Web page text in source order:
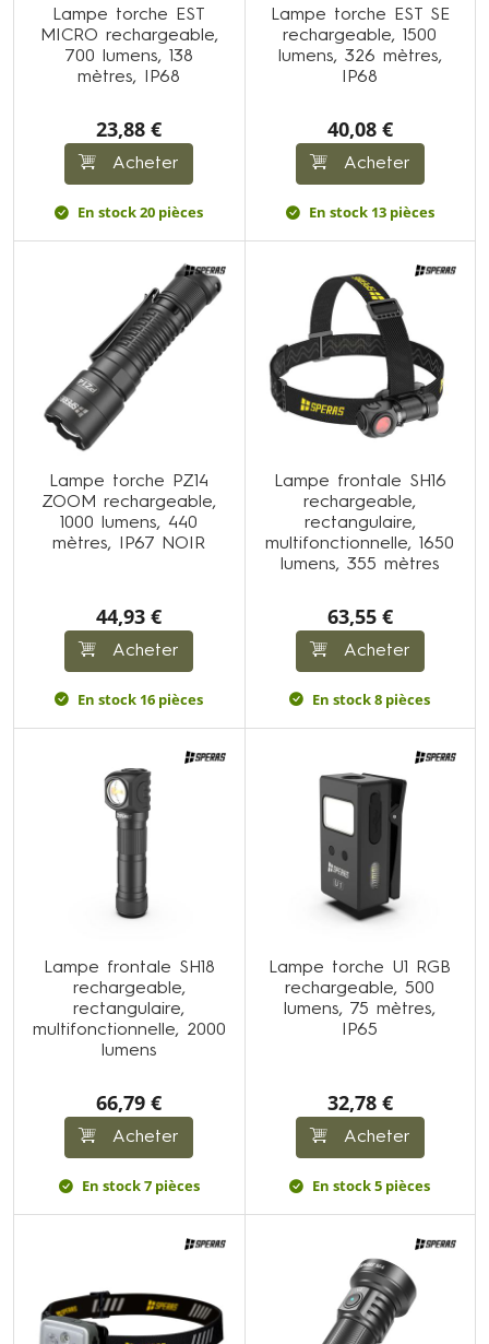
Lampe torche EST
MICRO rechargeable,
700 lumens, 138
mètres, IP68
23,88 €
Acheter
En stock 20 pièces
Lampe torche EST SE
rechargeable, 1500
lumens, 326 mètres,
IP68
40,08 €
Acheter
En stock 13 pièces
Lampe torche PZ14
ZOOM rechargeable,
1000 lumens, 440
mètres, IP67 NOIR
44,93 €
Acheter
En stock 16 pièces
Lampe frontale SH16
rechargeable,
rectangulaire,
multifonctionnelle, 1650
lumens, 355 mètres
63,55 €
Acheter
En stock 8 pièces
Lampe frontale SH18
rechargeable,
rectangulaire,
multifonctionnelle, 2000
lumens
66,79 €
Acheter
En stock 7 pièces
Lampe torche U1 RGB
rechargeable, 500
lumens, 75 mètres,
IP65
32,78 €
Acheter
En stock 5 pièces